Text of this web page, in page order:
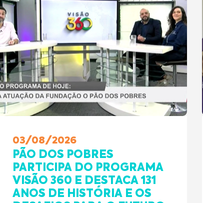
03/08/2026
PÃO DOS POBRES
PARTICIPA DO PROGRAMA
VISÃO 360 E DESTACA 131
ANOS DE HISTÓRIA E OS